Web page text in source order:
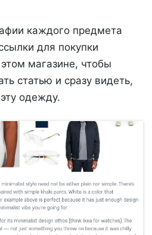
каждого предмета
для покупки
магазине, чтобы
статью и сразу видеть,
одежду.